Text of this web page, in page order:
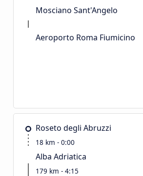
Mosciano Sant'Angelo
Aeroporto Roma Fiumicino
Roseto degli Abruzzi
18 km - 0:00
Alba Adriatica
179 km - 4:15